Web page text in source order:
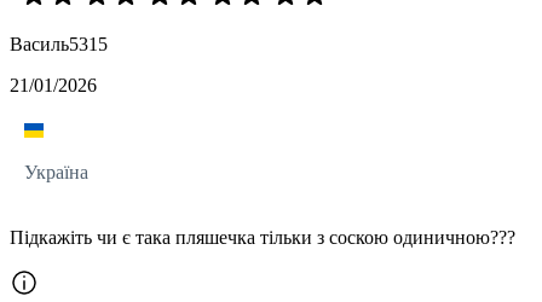
Василь5315
21/01/2026
Україна
Підкажіть чи є така пляшечка тільки з соскою одиничною???